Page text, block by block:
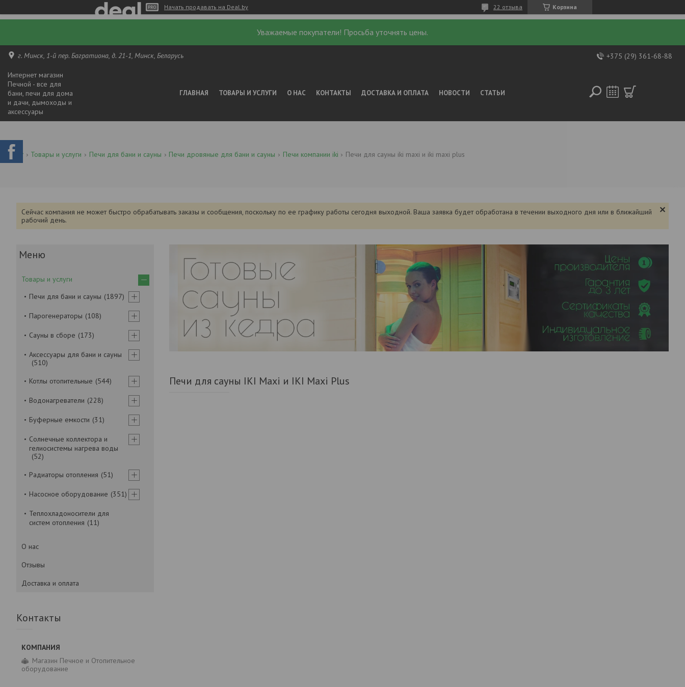
Начать продавать на Deal.by Корзина
22 отзыва
Уважаемые покупатели! Просьба уточнять цены.
г. Минск, 1-й пер. Багратиона, д. 21-1, Минск, Беларусь +375 (29) 361-68-88
Интернет магазин
Печной - все для
бани, печи для дома
и дачи, дымоходы и
аксессуары
ГЛАВНАЯ ТОВАРЫ И УСЛУГИ О НАС КОНТАКТЫ ДОСТАВКА И ОПЛАТА НОВОСТИ СТАТЬИ
Товары и услуги Печи для бани и сауны Печи дровяные для бани и сауны Печи компании iki Печи для сауны iki maxi и iki maxi plus
Сейчас компания не может быстро обрабатывать заказы и сообщения, поскольку по ее графику работы сегодня выходной. Ваша заявка будет обработана в течении выходного дня или в ближайший
рабочий день.
Печи для сауны IKI Maxi и IKI Maxi Plus
Товары и услуги
Печи для бани и сауны
1897
Парогенераторы 108
Сауны в сборе 173
Аксессуары для бани и сауны
510
Котлы отопительные
544
Водонагреватели 228
Буферные емкости 31
Солнечные коллектора и
гелиосистемы нагрева воды
52
Радиаторы отопления
51
Насосное оборудование 351
Теплохладоносители для
систем отопления
11
О нас
Отзывы
Доставка и оплата
Контакты
Магазин Печное и Отопительное
оборудование